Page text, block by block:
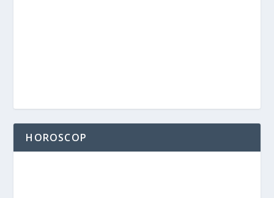
HOROSCOP